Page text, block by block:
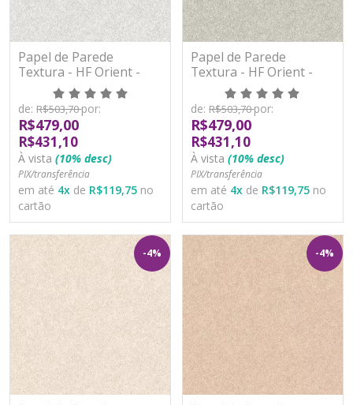
Papel de Parede
Textura - HF Orient -
221231 - Vinílico - TNT
de: R$503,70por:
R$479,00
R$431,10
À vista (10% desc)
PIX/transferência
em até 4x de R$119,75 no
cartão
Papel de Parede
Textura - HF Orient -
221232 - Vinílico - TNT
de: R$503,70por:
R$479,00
R$431,10
À vista (10% desc)
PIX/transferência
em até 4x de R$119,75 no
cartão
-4% -4%